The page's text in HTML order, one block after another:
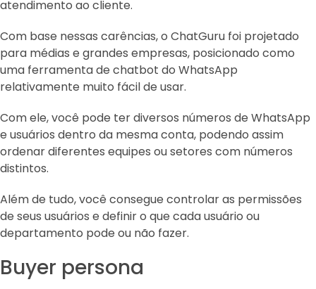
atendimento ao cliente.
Com base nessas carências, o ChatGuru foi projetado
para médias e grandes empresas, posicionado como
uma ferramenta de chatbot do WhatsApp
relativamente muito fácil de usar.
Com ele, você pode ter diversos números de WhatsApp
e usuários dentro da mesma conta, podendo assim
ordenar diferentes equipes ou setores com números
distintos.
Além de tudo, você consegue controlar as permissões
de seus usuários e definir o que cada usuário ou
departamento pode ou não fazer.
Buyer persona